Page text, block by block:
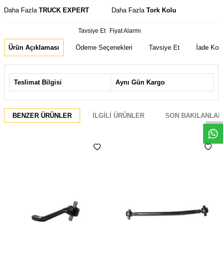
Whatsapp
Daha Fazla TRUCK EXPERT Daha Fazla Tork Kolu
Tavsiye Et Fiyat Alarmı
Ürün Açıklaması Ödeme Seçenekleri Tavsiye Et İade
Teslimat Bilgisi Aynı Gün Kargo
BENZER ÜRÜNLER İLGILI ÜRÜNLER SON BAKILANLAR